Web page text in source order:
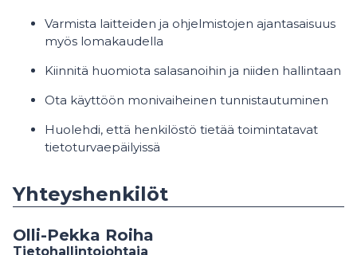
Varmista laitteiden ja ohjelmistojen ajantasaisuus
myös lomakaudella
Kiinnitä huomiota salasanoihin ja niiden hallintaan
Ota käyttöön monivaiheinen tunnistautuminen
Huolehdi, että henkilöstö tietää toimintatavat
tietoturvaepäilyissä
Yhteyshenkilöt
Olli-Pekka Roiha
Tietohallintojohtaja